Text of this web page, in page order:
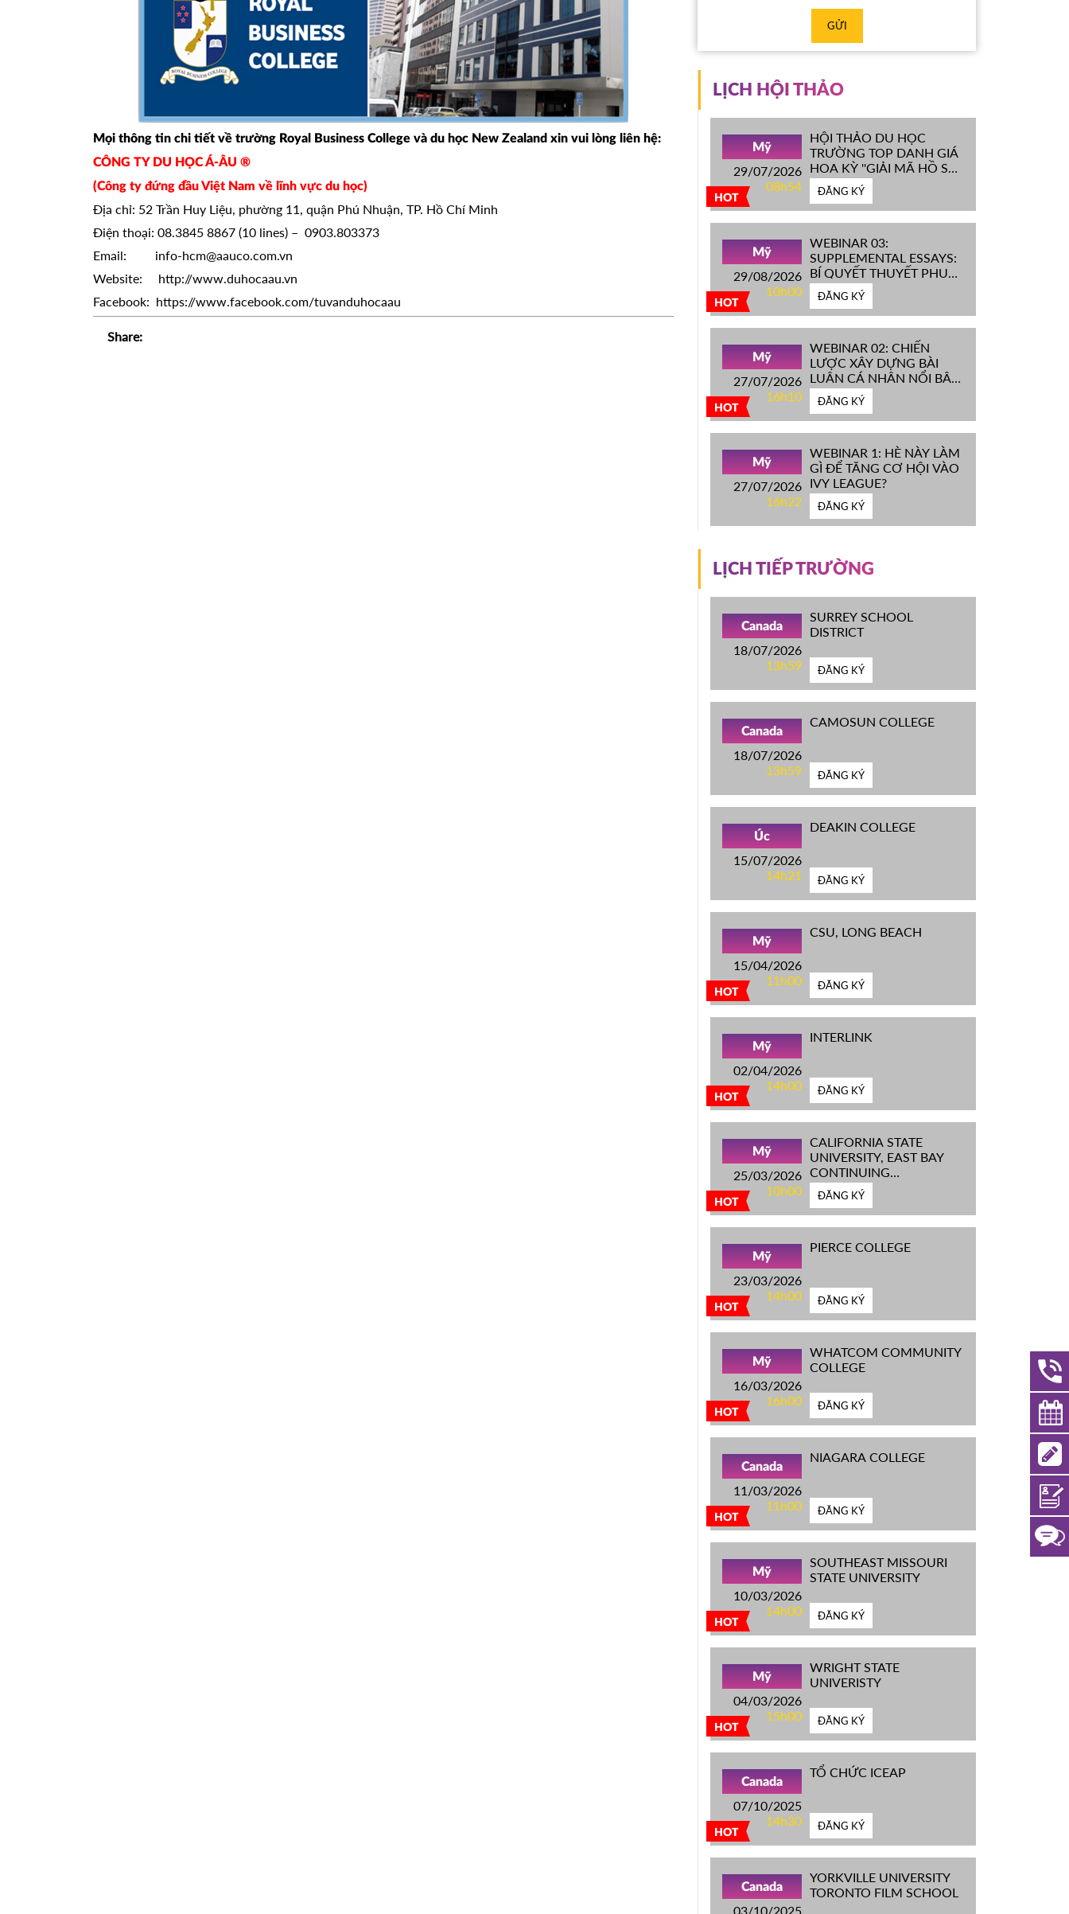
Mọi thông tin chi tiết về trường Royal Business College và du học New Zealand xin vui lòng liên hệ:
CÔNG TY DU HỌC Á-ÂU ®
(Công ty đứng đầu Việt Nam về lĩnh vực du học)
Địa chỉ: 52 Trần Huy Liệu, phường 11, quận Phú Nhuận, TP. Hồ Chí Minh
Điện thoại: 08.3845 8867 (10 lines) – 0903.803373
Email: info-hcm@aauco.com.vn
Website: http://www.duhocaau.vn
Facebook: https://www.facebook.com/tuvanduhocaau
Share:
GỬI
LỊCH HỘI THẢO
HOT
Mỹ
29/07/2026
08h54
HỘI THẢO DU HỌC
TRƯỜNG TOP DANH GIÁ
HOA KỲ ''GIẢI MÃ HỒ SƠ
IVY LEAGUE''
ĐĂNG KÝ
HOT
Mỹ
29/08/2026
10h00
WEBINAR 03:
SUPPLEMENTAL ESSAYS:
BÍ QUYẾT THUYẾT PHỤC
HỘI ĐỒNG TUYỂN SINH
ĐH TOP ĐẦU MỸ
ĐĂNG KÝ
HOT
Mỹ
27/07/2026
16h10
WEBINAR 02: CHIẾN
LƯỢC XÂY DỰNG BÀI
LUẬN CÁ NHÂN NỔI BẬT
CHINH PHỤC ĐH TOP
ĐẦU MỸ
ĐĂNG KÝ
Mỹ
27/07/2026
16h22
WEBINAR 1: HÈ NÀY LÀM
GÌ ĐỂ TĂNG CƠ HỘI VÀO
IVY LEAGUE?
ĐĂNG KÝ
LỊCH TIẾP TRƯỜNG
Canada
18/07/2026
13h59
SURREY SCHOOL
DISTRICT
ĐĂNG KÝ
Canada
18/07/2026
13h59
CAMOSUN COLLEGE
ĐĂNG KÝ
Úc
15/07/2026
14h21
DEAKIN COLLEGE
ĐĂNG KÝ
HOT
Mỹ
15/04/2026
11h00
CSU, LONG BEACH
ĐĂNG KÝ
HOT
Mỹ
02/04/2026
14h00
INTERLINK
ĐĂNG KÝ
HOT
Mỹ
25/03/2026
10h00
CALIFORNIA STATE
UNIVERSITY, EAST BAY
CONTINUING
EDUCATION
ĐĂNG KÝ
HOT
Mỹ
23/03/2026
14h00
PIERCE COLLEGE
ĐĂNG KÝ
HOT
Mỹ
16/03/2026
16h00
WHATCOM COMMUNITY
COLLEGE
ĐĂNG KÝ
HOT
Canada
11/03/2026
11h00
NIAGARA COLLEGE
ĐĂNG KÝ
HOT
Mỹ
10/03/2026
14h00
SOUTHEAST MISSOURI
STATE UNIVERSITY
ĐĂNG KÝ
HOT
Mỹ
04/03/2026
15h00
WRIGHT STATE
UNIVERISTY
ĐĂNG KÝ
HOT
Canada
07/10/2025
14h30
TỔ CHỨC ICEAP
ĐĂNG KÝ
Canada
03/10/2025
YORKVILLE UNIVERSITY
TORONTO FILM SCHOOL